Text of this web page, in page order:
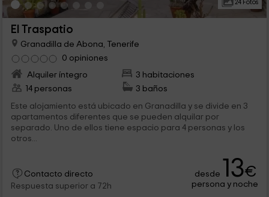
24 Fotos
El Traspatio
Granadilla de Abona, Tenerife
0 opiniones
Alquiler íntegro
3 habitaciones
14 personas
3 baños
Este alojamiento está ubicado en Granadilla y se divide en 3
apartamentos diferentes que se pueden alquilar por
separado. Uno de ellos tiene espacio para 4 personas y los
otros...
Contacto directo
Respuesta superior a 72h
desde 13€
persona y noche